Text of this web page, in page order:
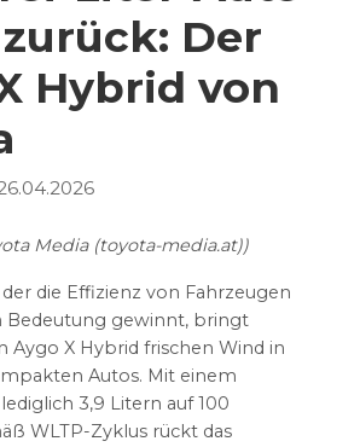
Der
Hybrid von
Media (toyota-media.at))
die Effizienz von Fahrzeugen
Bedeutung gewinnt, bringt
Aygo X Hybrid frischen Wind in
Autos. Mit einem
3,9 Litern auf 100
WLTP-Zyklus rückt das